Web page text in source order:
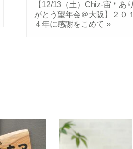
【12/13（土）Chiz-宙＊あり
がとう望年会＠大阪】２０１
４年に感謝をこめて »